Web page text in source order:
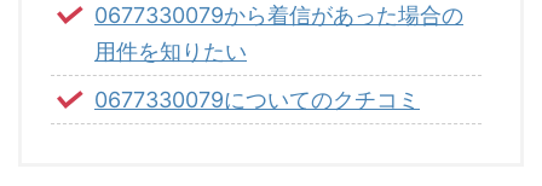
0677330079から着信があった場合の
用件を知りたい
0677330079についてのクチコミ